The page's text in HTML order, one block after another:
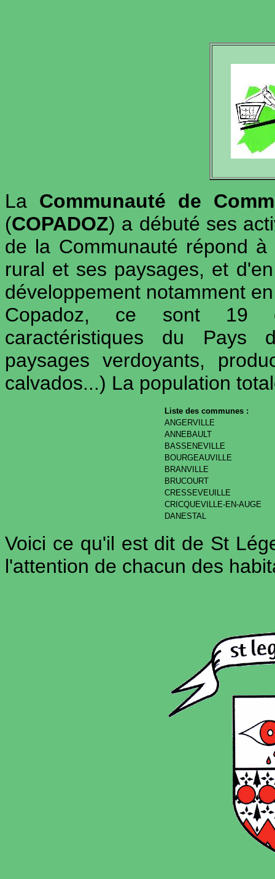
La Communauté de
(COPADOZ) a débuté ses
de la Communauté répond
rural et ses paysages, et
développement notamment
Copadoz, ce sont 19
caractéristiques du Pays
paysages verdoyants,
calvados...) La population
Liste des communes :
ANGERVILLE
ANNEBAULT
BASSENEVILLE
BOURGEAUVILLE
BRANVILLE
BRUCOURT
CRESSEVEUILLE
CRICQUEVILLE-EN-AUGE
DANESTAL
Voici ce qu'il est dit de St
l'attention de chacun des